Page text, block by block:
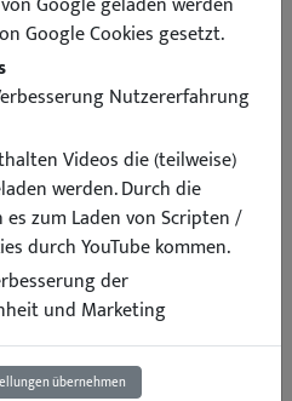
Paket
Groß
Paket
Lang
Sperrgut
12,90€ 19,90€
49,90€
/ shipping costs international:
Google Cookies gesetzt.
Nutzererfahrung
Videos die (teilweise)
werden. Durch die
zum Laden von Scripten /
durch YouTube kommen.
der
und Marketing
übernehmen